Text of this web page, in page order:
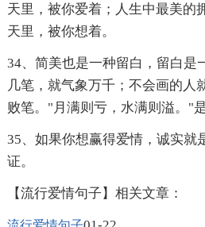
天里，被你爱着；人生中最美的
天里，被你想着。
34、简美也是一种留白，留白是
几笔，就气象万千；不会画的人
败笔。"月满则亏，水满则溢。"
35、如果你想赢得爱情，诚实就
证。
【流行爱情句子】相关文章：